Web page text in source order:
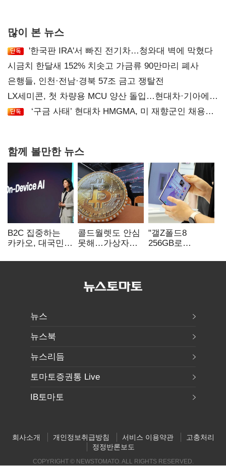
많이 본 뉴스
'한국판 IRA'서 빠진 전기차…청와대 벽에 막혔다
시금치 한달새 152% 치솟고 가금류 90만마리 폐사
은행들, 인천·전남·경북 57조 금고 쟁탈전
LX세미콘, 첫 차량용 MCU 양산 돌입…현대차·기아에
공급
‘구금 사태’ 현대차 HMGMA, 미 재향군인 채용
함께 볼만한 뉴스
B2C 집중하는
카카오, 대국민
AI' 사활
콜드월렛도 안심
못해…가상자산
'보안 시험대'
"갤Z폴드8
256GB로
추가"
뉴스
뉴스북
뉴스리듬
토마토증권통 Live
IB토마토
회사소개 개인정보취급방침 서비스 이용약관
고충처리
정정반론보도
COPYRIGHT © NEWSTOMATO. ALL RIGHTS RESERVED.